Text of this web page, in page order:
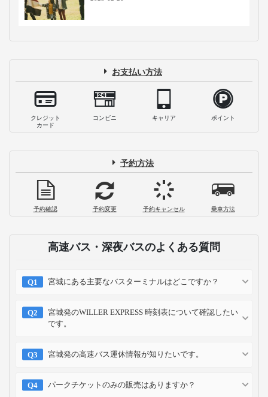
お支払い方法
クレジット
カード
コンビニ キャリア ポイント
予約方法
予約確認 予約変更 予約キャンセル 乗車方法
高速バス・深夜バスのよくある質問
宮城にある主要なバスターミナルはどこですか？
宮城発のWILLER EXPRESS 時刻表について確認したい
です。
宮城発の高速バス運休情報が知りたいです。
パークチケットのみの販売はありますか？